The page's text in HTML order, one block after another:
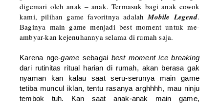
digemari oleh anak – anak. Termasuk bagi anak cowok
kami, pilihan game favoritnya adalahMobile Legend.
Baginya main game menjadi best moment untuk me-
ambyar-kan kejenuhannya selama di rumah saja.
Karena nge-game sebagai best moment ice breaking
dari rutinitas ritual harian di rumah, akan berasa gak
nyaman kan kalau saat seru-serunya main game
tetiba muncul iklan, tentu rasanya arghhhh, mau ninju
tembok tuh. Kan saat anak-anak main game,